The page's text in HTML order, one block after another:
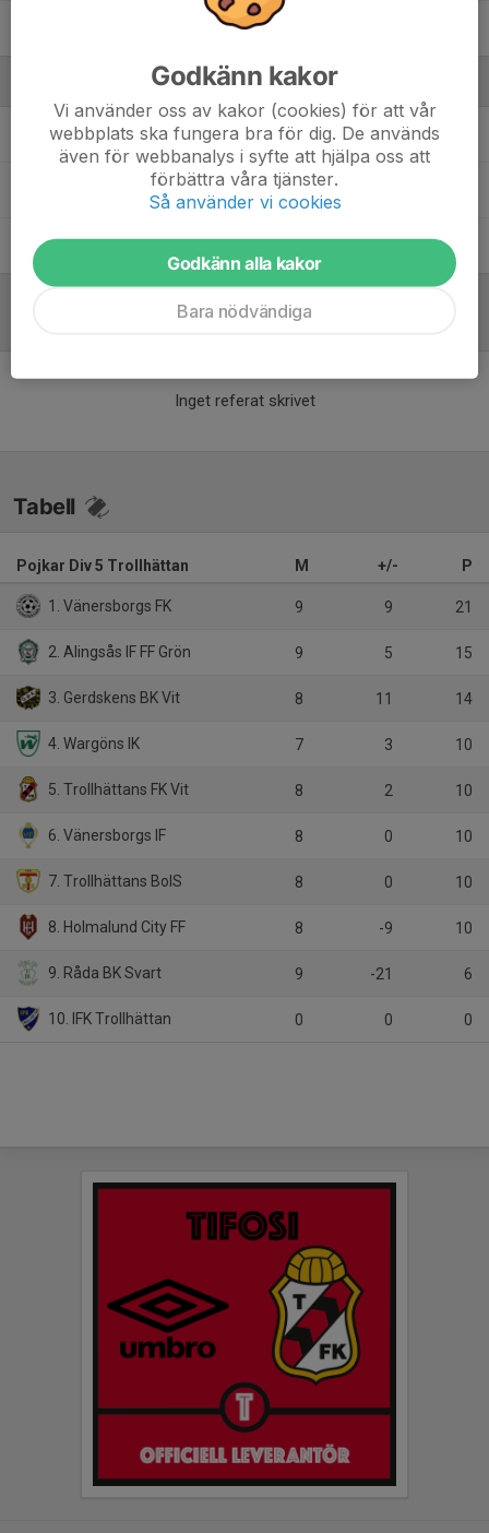
Christer LundTränare
Johan LarssonTränare
Oscar LundLedare
Inget referat skrivet
Tabell
Pojkar Div 5 Trollhättan M +/- P
1. Vänersborgs FK 9 9 21
2. Alingsås IF FF Grön 9 5 15
3. Gerdskens BK Vit 8 11 14
4. Wargöns IK 7 3 10
5. Trollhättans FK Vit 8 2 10
6. Vänersborgs IF 8 0 10
7. Trollhättans BoIS 8 0 10
8. Holmalund City FF 8 -9 10
9. Råda BK Svart 9 -21 6
10. IFK Trollhättan 0 0 0
Godkänn kakor
Vi använder oss av kakor (cookies) för att vår
webbplats ska fungera bra för dig. De används
även för webbanalys i syfte att hjälpa oss att
förbättra våra tjänster.
Så använder vi cookies
Godkänn alla kakor
Bara nödvändiga